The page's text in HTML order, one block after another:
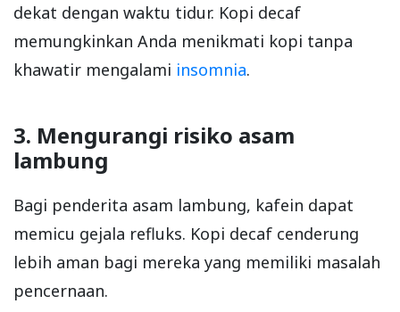
dekat dengan waktu tidur. Kopi decaf
memungkinkan Anda menikmati kopi tanpa
khawatir mengalami insomnia.
3. Mengurangi risiko asam
lambung
Bagi penderita asam lambung, kafein dapat
memicu gejala refluks. Kopi decaf cenderung
lebih aman bagi mereka yang memiliki masalah
pencernaan.